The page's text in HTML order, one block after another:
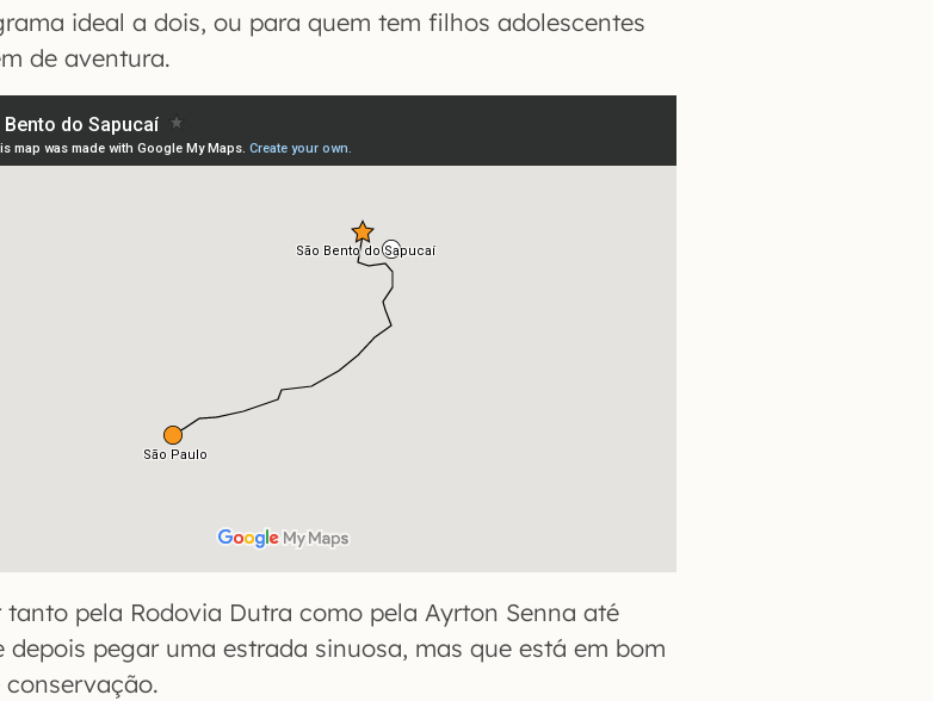
ideal a dois, ou para quem tem filhos adolescentes
de aventura.
tanto pela Rodovia Dutra como pela Ayrton Senna até
depois pegar uma estrada sinuosa, mas que está em bom